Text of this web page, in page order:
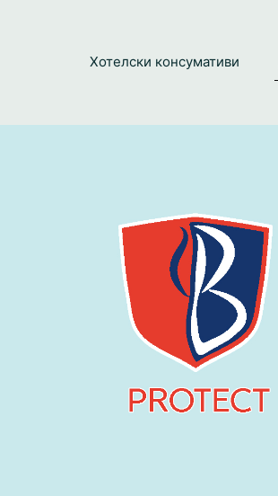
Хотелски консумативи